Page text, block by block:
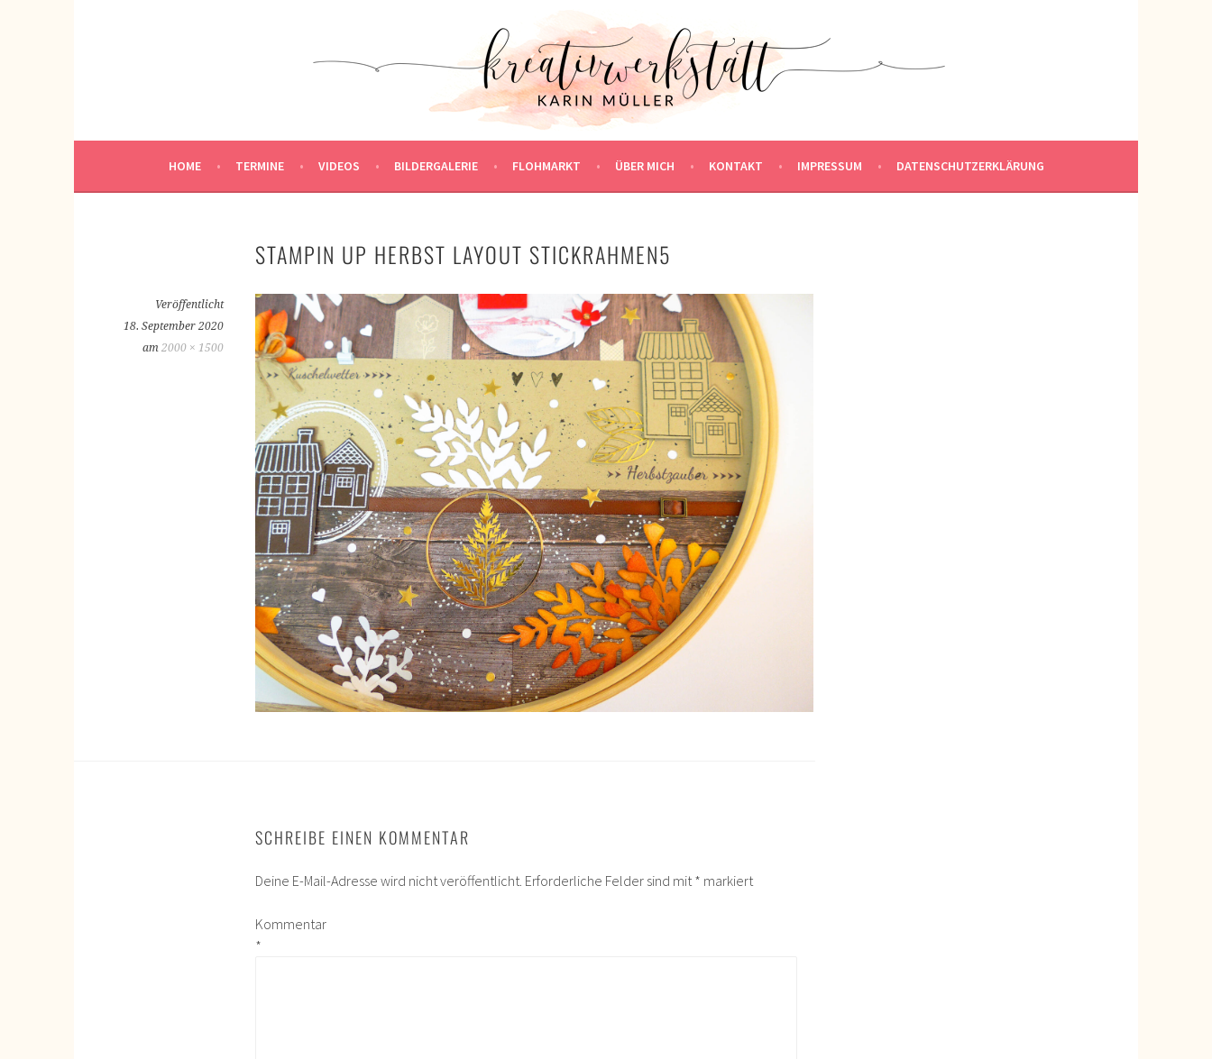
KREATIVWERKSTATT
HOME TERMINE VIDEOS BILDERGALERIE FLOHMARKT ÜBER MICH KONTAKT IMPRESSUM DATENSCHUTZERKLÄRUNG
STAMPIN UP HERBST LAYOUT STICKRAHMEN5
Veröffentlicht
18. September 2020
am 2000 × 1500
SCHREIBE EINEN KOMMENTAR
Deine E-Mail-Adresse wird nicht veröffentlicht. Erforderliche Felder sind mit* markiert
Kommentar
*